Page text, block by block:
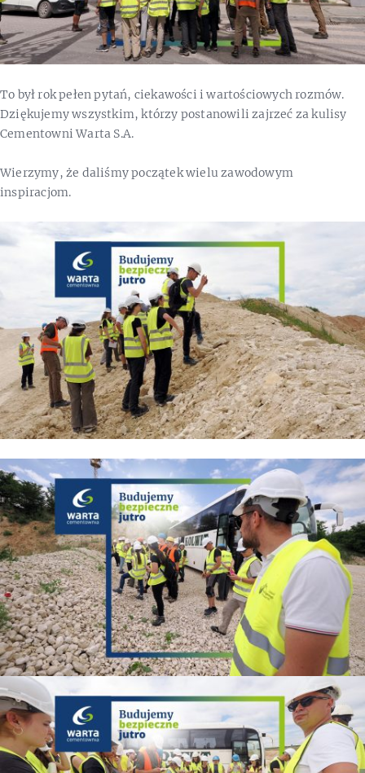
To był rok pełen pytań, ciekawości i wartościowych rozmów.
Dziękujemy wszystkim, którzy postanowili zajrzeć za kulisy
Cementowni Warta S.A.
Wierzymy, że daliśmy początek wielu zawodowym
inspiracjom.